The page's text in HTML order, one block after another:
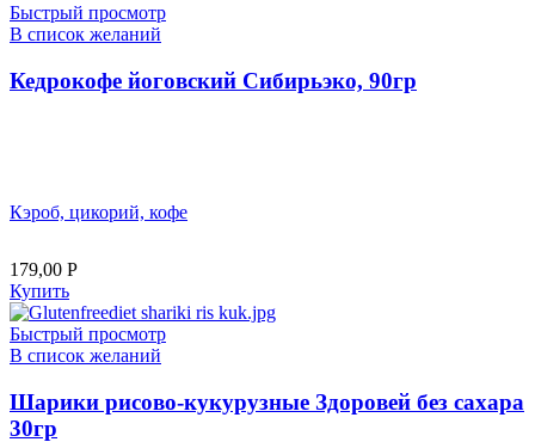
Быстрый просмотр
В список желаний
Кедрокофе йоговский Сибирьэко, 90гр
Кэроб, цикорий, кофе
179,00 Р
Купить
Быстрый просмотр
В список желаний
Шарики рисово-кукурузные Здоровей без сахара
30гр